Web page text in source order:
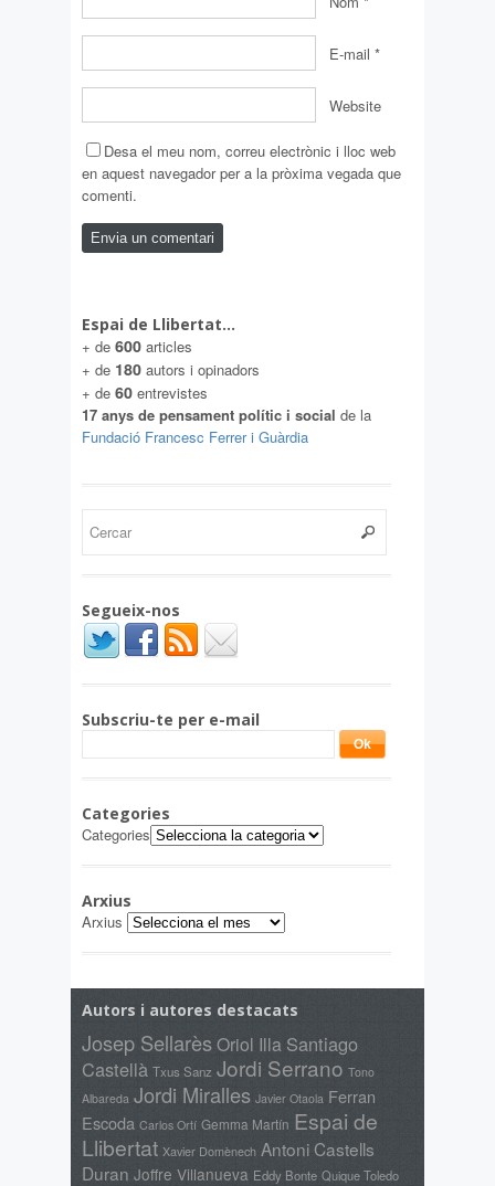
E-mail *
Website
Desa el meu nom, correu electrònic i lloc web
en aquest navegador per a la pròxima vegada que
comenti.
Espai de Llibertat…
+ de 600 articles
+ de 180 autors i opinadors
+ de 60 entrevistes
17 anys de pensament polític i social de la
Fundació Francesc Ferrer i Guàrdia
Segueix-nos
Subscriu-te per e-mail
Categories
Categories
Arxius
Arxius
Autors i autores destacats
Josep SellarèsOriol Illa Santiago
Castellà Txus Sanz Jordi Serrano Tono
Albareda Jordi Miralles Javier Otaola Ferran
Escoda Carlos Ortí Gemma Martín Espai de
Llibertat Xavier Domènech Antoni Castells
Duran Joffre Villanueva Eddy Bonte Quique Toledo